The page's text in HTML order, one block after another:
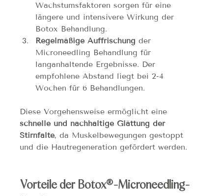
Wachstumsfaktoren sorgen für eine
längere und intensivere Wirkung der
Botox Behandlung.
Regelmäßige Auffrischung der
Microneedling Behandlung für
langanhaltende Ergebnisse. Der
empfohlene Abstand liegt bei 2-4
Wochen für 6 Behandlungen.
Diese Vorgehensweise ermöglicht eine
schnelle und nachhaltige Glättung der
Stirnfalte, da Muskelbewegungen gestoppt
und die Hautregeneration gefördert werden.
Vorteile der Botox®-Microneedling-